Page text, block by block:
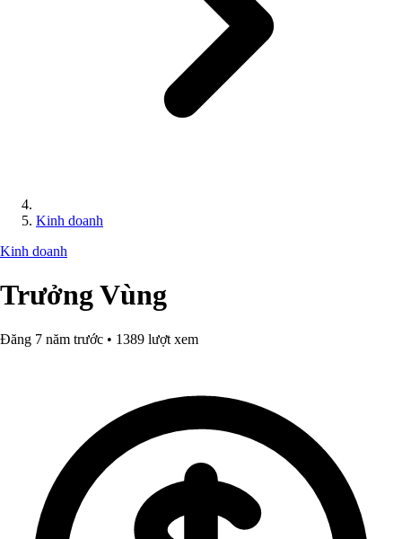
Kinh doanh
Kinh doanh
Trưởng Vùng
Đăng 7 năm trước • 1389 lượt xem